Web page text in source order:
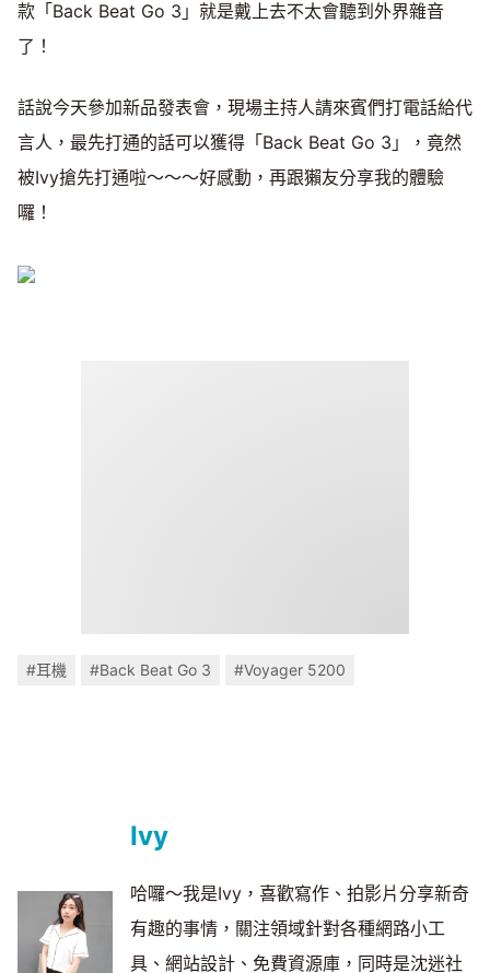
款「Back Beat Go 3」就是戴上去不太會聽到外界雜音
了！
話說今天參加新品發表會，現場主持人請來賓們打電話給代
言人，最先打通的話可以獲得「Back Beat Go 3」，竟然
被Ivy搶先打通啦～～～好感動，再跟獺友分享我的體驗
囉！
#耳機 #Back Beat Go 3 #Voyager 5200
Ivy
哈囉～我是Ivy，喜歡寫作、拍影片分享新奇
有趣的事情，關注領域針對各種網路小工
具、網站設計、免費資源庫，同時是沈迷社